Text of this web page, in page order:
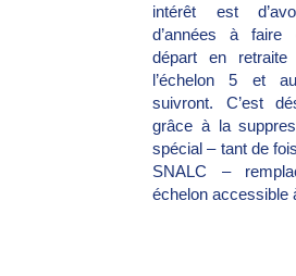
intérêt est
d’années à
départ en
l’échelon 5 et
suivront. C’est
grâce à la
spécial – tant de
SNALC –
échelon accessible